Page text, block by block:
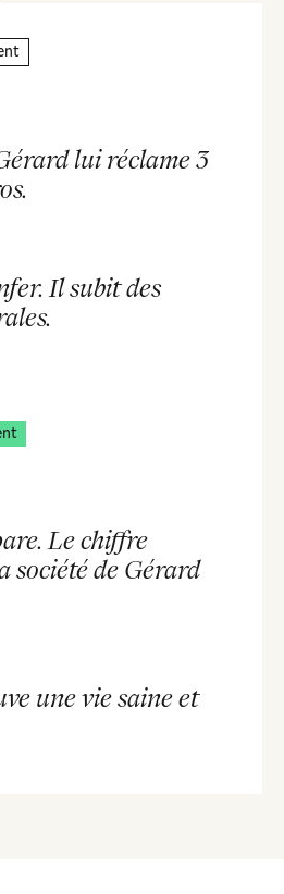
lui réclame 3
Il subit des
Le chiffre
société de Gérard
une vie saine et